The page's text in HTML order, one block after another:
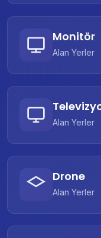
Monitör
Alan Yerler
Alan Yerler
Drone
Alan Yerler